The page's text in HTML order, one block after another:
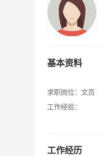
基本资料
求职岗位： 文员
工作经验：
工作经历